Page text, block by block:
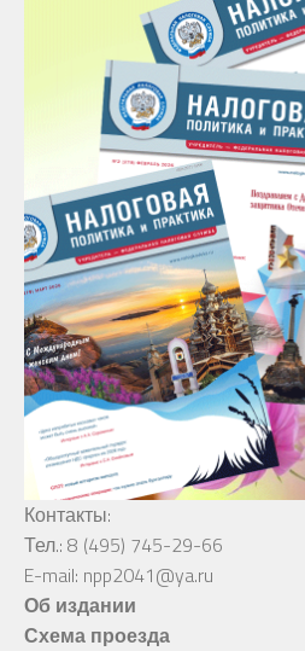
Контакты:
Тел.: 8 (495) 745-29-66
E-mail: npp2041@ya.ru
Об издании
Схема проезда